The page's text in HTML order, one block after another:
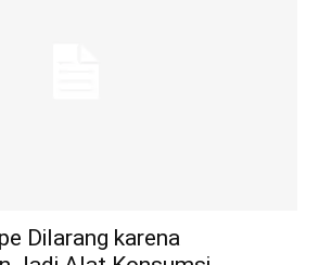
Dilarang karena